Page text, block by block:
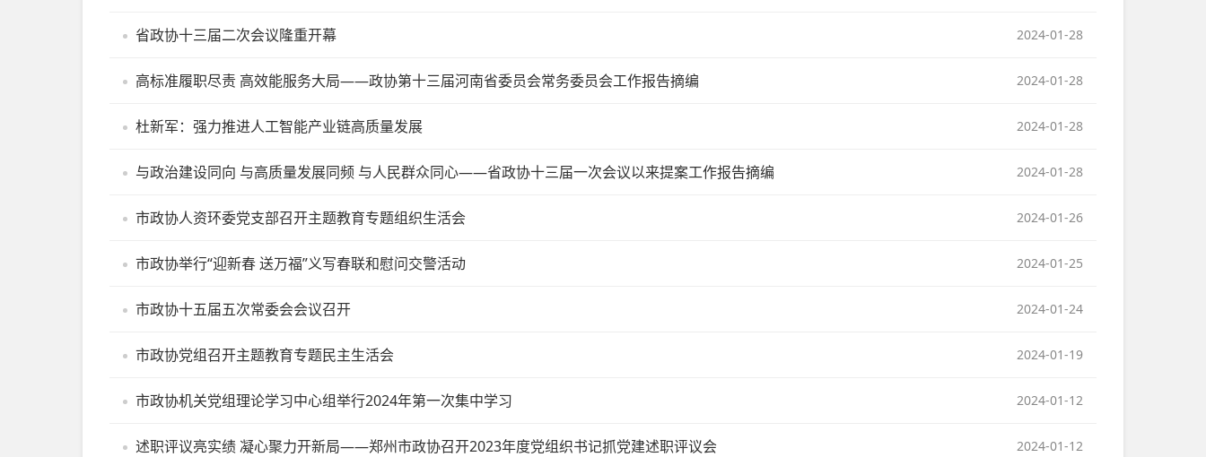
2024-01-28
省政协十三届二次会议隆重开幕
2024-01-28
高标准履职尽责 高效能服务大局——政协第十三届河南省委员会常务委员会工作报告摘编
2024-01-28
杜新军：强力推进人工智能产业链高质量发展
2024-01-28
与政治建设同向 与高质量发展同频 与人民群众同心——省政协十三届一次会议以来提案工作报告摘编
2024-01-26
市政协人资环委党支部召开主题教育专题组织生活会
2024-01-25
市政协举行“迎新春 送万福”义写春联和慰问交警活动
2024-01-24
市政协十五届五次常委会会议召开
2024-01-19
市政协党组召开主题教育专题民主生活会
2024-01-12
市政协机关党组理论学习中心组举行2024年第一次集中学习
2024-01-12
述职评议亮实绩 凝心聚力开新局——郑州市政协召开2023年度党组织书记抓党建述职评议会